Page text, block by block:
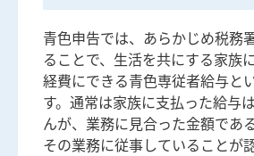
青色申告では、あらかじめ税務
ることで、生活を共にする家族
経費にできる青色専従者給与と
す。通常は家族に支払った給与
んが、業務に見合った金額であ
その業務に従事していることが